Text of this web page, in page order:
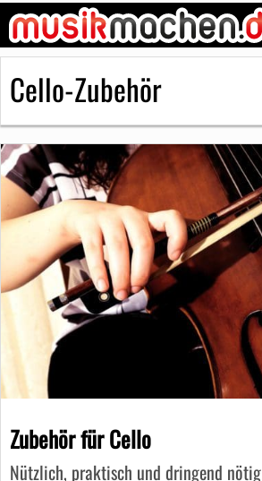
Cello-Zubehör
Zubehör für Cello
Nützlich, praktisch und dringend nötig